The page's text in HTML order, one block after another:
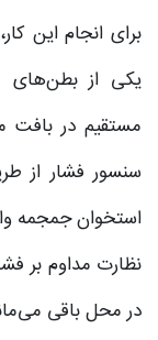
برای انجام این
یکی از بطن‌های
مستقیم در
استخوان جمجمه
نظارت مداوم بر
در محل باقی